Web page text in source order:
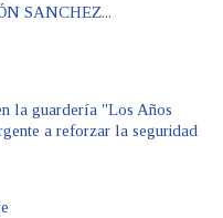
SANCHEZ...
la guardería "Los Años
a reforzar la seguridad